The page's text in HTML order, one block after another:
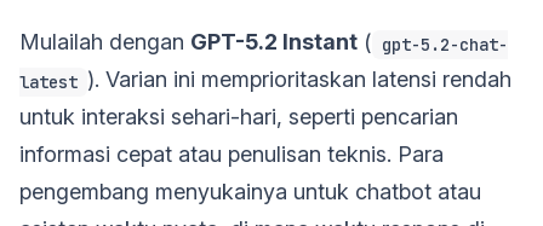
Mulailah dengan GPT-5.2 Instant ( gpt-5.2-chat-
latest ). Varian ini memprioritaskan latensi rendah
untuk interaksi sehari-hari, seperti pencarian
informasi cepat atau penulisan teknis. Para
pengembang menyukainya untuk chatbot atau